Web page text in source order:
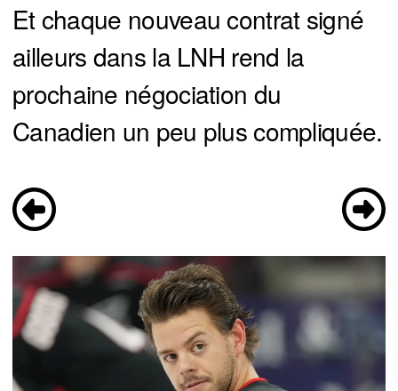
Et chaque nouveau contrat signé
ailleurs dans la LNH rend la
prochaine négociation du
Canadien un peu plus compliquée.